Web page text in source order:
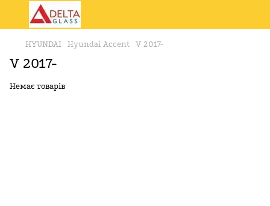
HYUNDAI Hyundai Accent V 2017-
V 2017-
Немає товарів